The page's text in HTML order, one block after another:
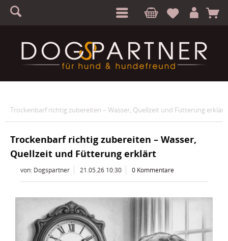
S A
Trockenbarf richtig zubereiten – Wasser, Quellzeit und Fütterung erklärt
Trockenbarf richtig zubereiten – Wasser,
Quellzeit und Fütterung erklärt
von: Dogspartner 21.05.26 10:30 0 Kommentare